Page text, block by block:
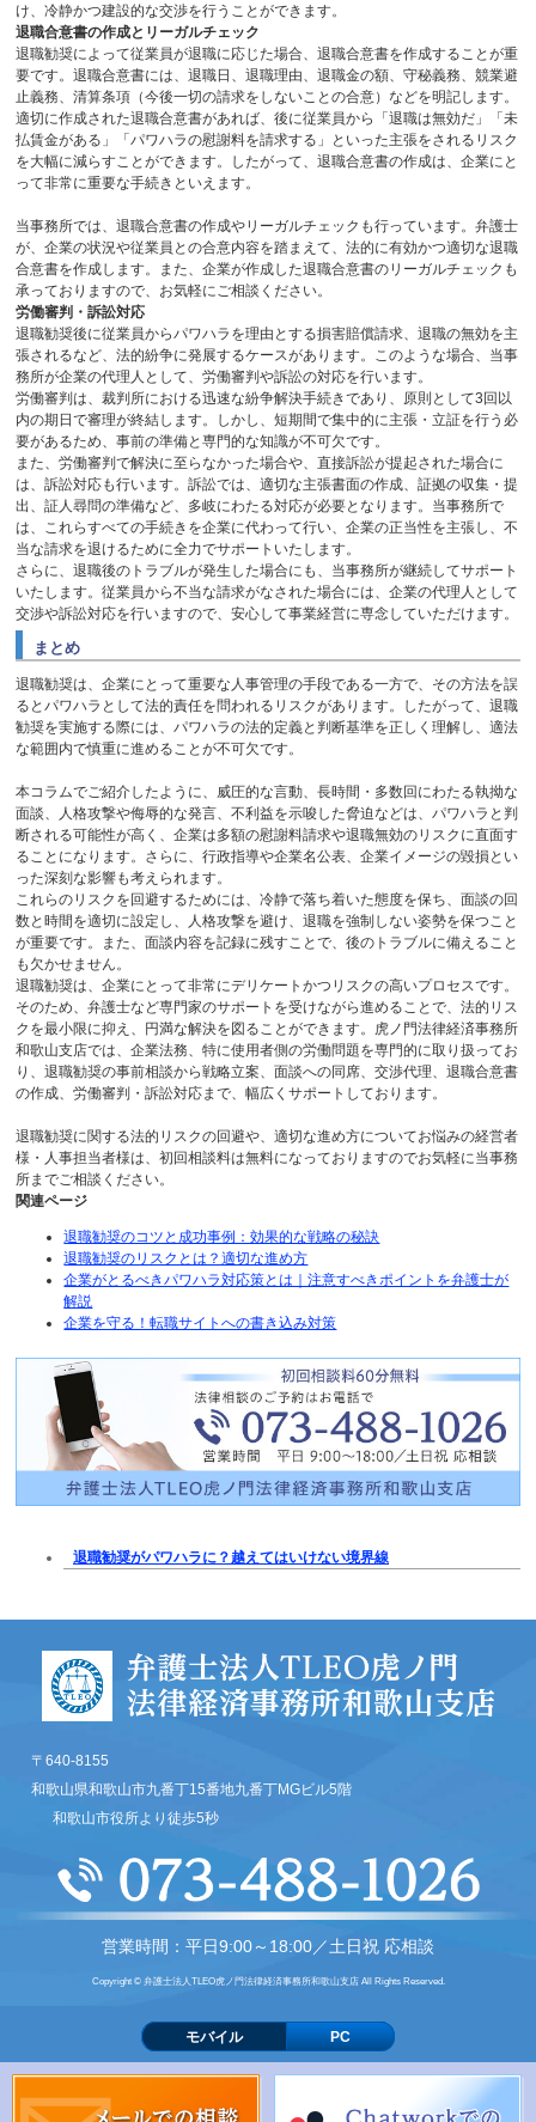
け、冷静かつ建設的な交渉を行うことができます。
退職合意書の作成とリーガルチェック
退職勧奨によって従業員が退職に応じた場合、退職合意書を作成することが重
要です。退職合意書には、退職日、退職理由、退職金の額、守秘義務、競業避
止義務、清算条項（今後一切の請求をしないことの合意）などを明記します。
適切に作成された退職合意書があれば、後に従業員から「退職は無効だ」「未
払賃金がある」「パワハラの慰謝料を請求する」といった主張をされるリスク
を大幅に減らすことができます。したがって、退職合意書の作成は、企業にと
って非常に重要な手続きといえます。
当事務所では、退職合意書の作成やリーガルチェックも行っています。弁護士
が、企業の状況や従業員との合意内容を踏まえて、法的に有効かつ適切な退職
合意書を作成します。また、企業が作成した退職合意書のリーガルチェックも
承っておりますので、お気軽にご相談ください。
労働審判・訴訟対応
退職勧奨後に従業員からパワハラを理由とする損害賠償請求、退職の無効を主
張されるなど、法的紛争に発展するケースがあります。このような場合、当事
務所が企業の代理人として、労働審判や訴訟の対応を行います。
労働審判は、裁判所における迅速な紛争解決手続きであり、原則として3 回以
内の期日で審理が終結します。しかし、短期間で集中的に主張・立証を行う必
要があるため、事前の準備と専門的な知識が不可欠です。
また、労働審判で解決に至らなかった場合や、直接訴訟が提起された場合に
は、訴訟対応も行います。訴訟では、適切な主張書面の作成、証拠の収集・提
出、証人尋問の準備など、多岐にわたる対応が必要となります。当事務所で
は、これらすべての手続きを企業に代わって行い、企業の正当性を主張し、不
当な請求を退けるために全力でサポートいたします。
さらに、退職後のトラブルが発生した場合にも、当事務所が継続してサポート
いたします。従業員から不当な請求がなされた場合には、企業の代理人として
交渉や訴訟対応を行いますので、安心して事業経営に専念していただけます。
まとめ
退職勧奨は、企業にとって重要な人事管理の手段である一方で、その方法を誤
るとパワハラとして法的責任を問われるリスクがあります。したがって、退職
勧奨を実施する際には、パワハラの法的定義と判断基準を正しく理解し、適法
な範囲内で慎重に進めることが不可欠です。
本コラムでご紹介したように、威圧的な言動、長時間・多数回にわたる執拗な
面談、人格攻撃や侮辱的な発言、不利益を示唆した脅迫などは、パワハラと判
断される可能性が高く、企業は多額の慰謝料請求や退職無効のリスクに直面す
ることになります。さらに、行政指導や企業名公表、企業イメージの毀損とい
った深刻な影響も考えられます。
これらのリスクを回避するためには、冷静で落ち着いた態度を保ち、面談の回
数と時間を適切に設定し、人格攻撃を避け、退職を強制しない姿勢を保つこと
が重要です。また、面談内容を記録に残すことで、後のトラブルに備えること
も欠かせません。
退職勧奨は、企業にとって非常にデリケートかつリスクの高いプロセスです。
そのため、弁護士など専門家のサポートを受けながら進めることで、法的リス
クを最小限に抑え、円満な解決を図ることができます。虎ノ門法律経済事務所
和歌山支店では、企業法務、特に使用者側の労働問題を専門的に取り扱ってお
り、退職勧奨の事前相談から戦略立案、面談への同席、交渉代理、退職合意書
の作成、労働審判・訴訟対応まで、幅広くサポートしております。
退職勧奨に関する法的リスクの回避や、適切な進め方についてお悩みの経営者
様・人事担当者様は、初回相談料は無料になっておりますのでお気軽に当事務
所までご相談ください。
関連ページ
退職勧奨のコツと成功事例：効果的な戦略の秘訣
退職勧奨のリスクとは？適切な進め方
企業がとるべきパワハラ対応策とは｜注意すべきポイントを弁護士が
解説
企業を守る！転職サイトへの書き込み対策
退職勧奨がパワハラに？越えてはいけない境界線
〒640-8155
和歌山県和歌山市九番丁15番地九番丁MGビル5階
和歌山市役所より徒歩5秒
営業時間：平日9:00～18:00／土日祝 応相談
Copyright © 弁護士法人TLEO虎ノ門法律経済事務所和歌山支店 All Rights Reserved.
モバイル PC